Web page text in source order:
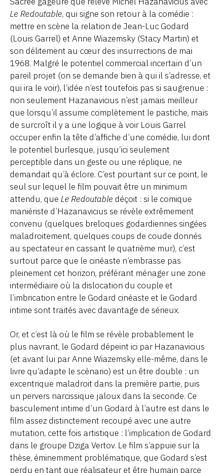
Le Redoutable, qui signe son retour à la comédie :
mettre en scène la relation de Jean-Luc Godard
(Louis Garrel) et Anne Wiazemsky (Stacy Martin) et
son délitement au cœur des insurrections de mai
1968. Malgré le potentiel commercial incertain d’un
pareil projet (on se demande bien à qui il s’adresse, et
qui ira le voir), l’idée n’est toutefois pas si saugrenue :
non seulement Hazanavicius n’est jamais meilleur
que lorsqu’il assume complètement le pastiche, mais
de surcroît il y a une logique à voir Louis Garrel
occuper enfin la tête d’affiche d’une comédie, lui dont
le potentiel burlesque, jusqu’ici seulement
perceptible dans un geste ou une réplique, ne
demandait qu’à éclore. C’est pourtant sur ce point, le
seul sur lequel le film pouvait être un minimum
attendu, que Le Redoutable déçoit : si le comique
maniériste d’Hazanavicius se révèle extrêmement
convenu (quelques breloques godardiennes singées
maladroitement, quelques coups de coude donnés
au spectateur en cassant le quatrième mur), c’est
surtout parce que le cinéaste n’embrasse pas
pleinement cet horizon, préférant ménager une zone
intermédiaire où la dislocation du couple et
l’imbrication entre le Godard cinéaste et le Godard
intime sont traités avec davantage de sérieux.
Or, et c’est là où le film se révèle probablement le
plus navrant, le Godard dépeint ici par Hazanavicius
(et avant lui par Anne Wiazemsky elle-même, dans le
livre qu’adapte le scénario) est un être double : un
excentrique maladroit dans la première partie, puis
un pervers narcissique jaloux dans la seconde. Ce
basculement intime d’un Godard à l’autre est dans le
film assez distinctement recoupé avec une autre
mutation, cette fois artistique : l’implication de Godard
dans le groupe Dziga Vertov. Le film s’appuie sur la
thèse, éminemment problématique, que Godard s’est
perdu en tant que réalisateur et être humain parce